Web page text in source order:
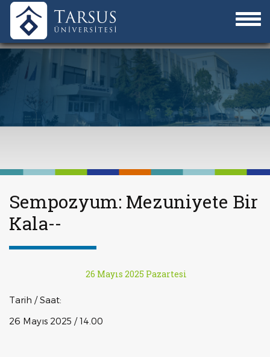
Sempozyum: Mezuniyete Bir
Kala--
26 Mayıs 2025 Pazartesi
Tarih / Saat:
26 Mayıs 2025 / 14.00